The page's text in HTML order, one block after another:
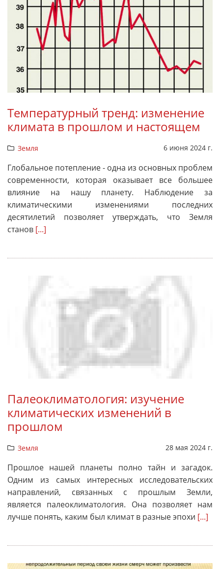
Температурный тренд: изменение
климата в прошлом и настоящем
Земля 6 июня 2024 г.
Глобальное потепление - одна из основных проблем
современности, которая оказывает все большее
влияние на нашу планету. Наблюдение за
климатическими изменениями последних
десятилетий позволяет утверждать, что Земля
станов [...]
Палеоклиматология: изучение
климатических изменений в
прошлом
Земля 28 мая 2024 г.
Прошлое нашей планеты полно тайн и загадок.
Одним из самых интересных исследовательских
направлений, связанных с прошлым Земли,
является палеоклиматология. Она позволяет нам
лучше понять, каким был климат в разные эпохи [...]